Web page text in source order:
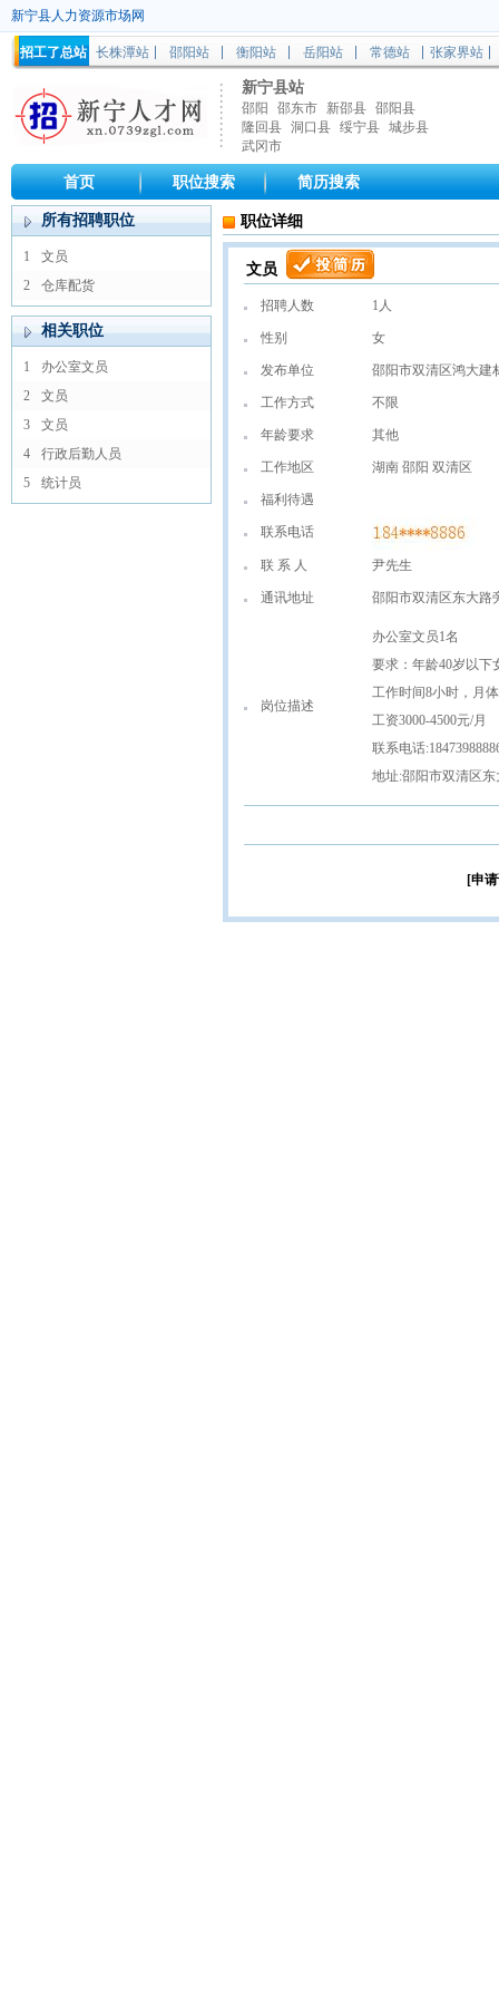
新宁县人力资源市场网
招工了总站 长株潭站 邵阳站 衡阳站 岳阳站 常德站 张家界站
新宁县站
邵阳 邵东市 新邵县 邵阳县
隆回县 洞口县 绥宁县 城步县
武冈市
首页 职位搜索 简历搜索
所有招聘职位
1
文员
2
仓库配货
相关职位
1
办公室文员
2
文员
3
文员
4
行政后勤人员
5
统计员
职位详细
文员
招聘人数 1人
性别 女
发布单位 邵阳市双清区鸿大建
工作方式 不限
年龄要求 其他
工作地区 湖南 邵阳 双清区
福利待遇
联系电话
联 系 人 尹先生
通讯地址 邵阳市双清区东大路
岗位描述
办公室文员1名
要求：年龄40岁以下
工作时间8小时，月
工资3000-4500元/月
联系电话
地址:邵阳市双清区
[申